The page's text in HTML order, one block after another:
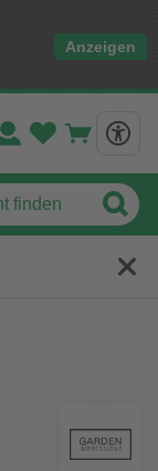
Anzeigen